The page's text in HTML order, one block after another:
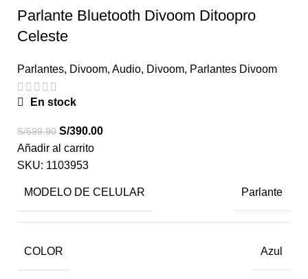
Parlante Bluetooth Divoom Ditoopro
Celeste
Parlantes, Divoom, Audio, Divoom, Parlantes Divoom
En stock
S/599.90 S/390.00
Añadir al carrito
SKU: 1103953
MODELO DE CELULAR Parlante
COLOR Azul